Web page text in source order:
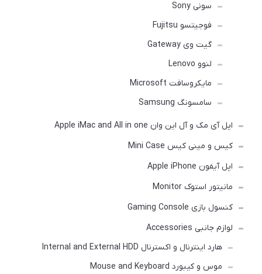
سونی Sony
فوجیتسو Fujitsu
گیت وی Gateway
لنوو Lenovo
مایکروسافت Microsoft
سامسونگ Samsung
اپل آی مک و آل این وان Apple iMac and All in one
کیس و مینی کیس Mini Case
اپل آیفون Apple iPhone
مانیتور استوک Monitor
کنسول بازی Gaming Console
لوازم جانبی Accessories
هارد اینترنال و اکسترنال Internal and External HDD
موس و کیبورد Mouse and Keyboard